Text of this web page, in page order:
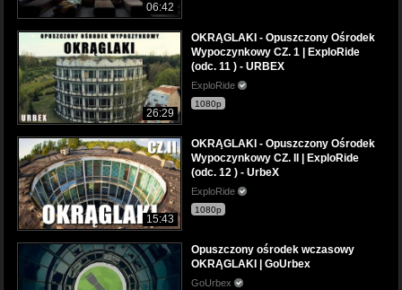
06:42
26:29
OKRĄGLAKI - Opuszczony Ośrodek
Wypoczynkowy CZ. 1 | ExploRide
(odc. 11 ) - URBEX
ExploRide
1080p
15:43
OKRĄGLAKI - Opuszczony Ośrodek
Wypoczynkowy CZ. II | ExploRide
(odc. 12 ) - UrbeX
ExploRide
1080p
Opuszczony ośrodek wczasowy
OKRĄGLAKI | GoUrbex
GoUrbex